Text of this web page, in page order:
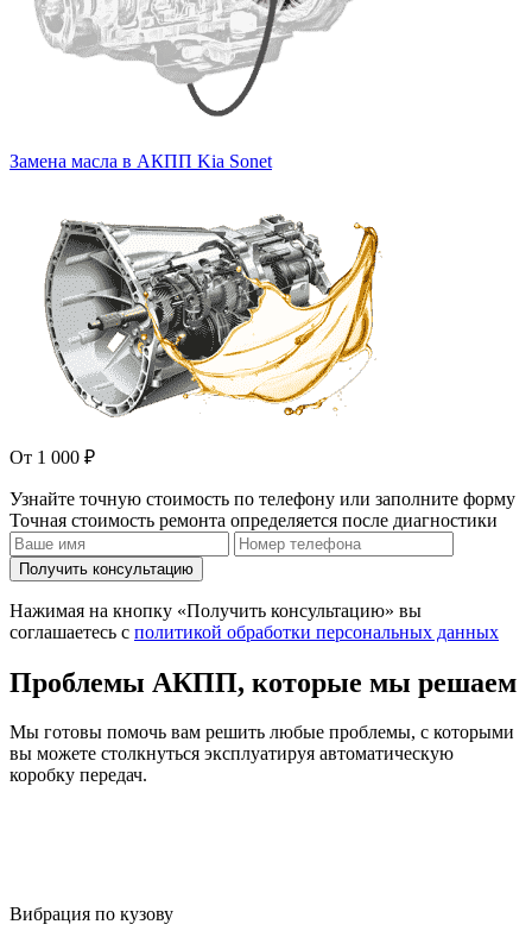
Замена масла в АКПП Kia Sonet
От 1 000 ₽
Узнайте точную стоимость по телефону или заполните форму
Точная стоимость ремонта определяется после диагностики
Получить консультацию
Нажимая на кнопку «Получить консультацию» вы
соглашаетесь с политикой обработки персональных данных
Проблемы АКПП, которые мы решаем
Мы готовы помочь вам решить любые проблемы, с которыми
вы можете столкнуться эксплуатируя автоматическую
коробку передач.
Вибрация по кузову